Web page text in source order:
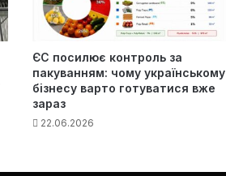
ЄС посилює контроль за
пакуванням: чому українському
бізнесу варто готуватися вже
зараз
22.06.2026